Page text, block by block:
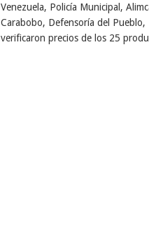
Venezuela, Policía Municipal,
Carabobo, Defensoría del
verificaron precios de los 25